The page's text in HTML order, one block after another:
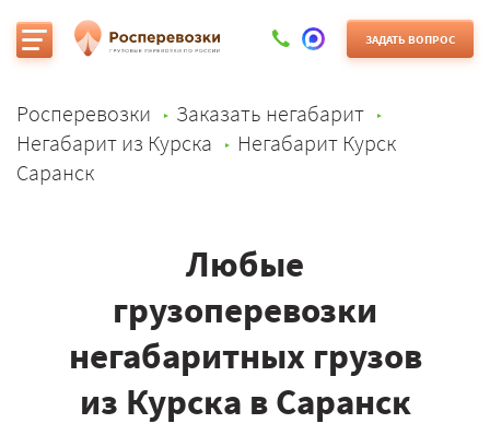
ЗАДАТЬ ВОПРОС
Росперевозки
Заказать негабарит
Негабарит из Курска
Негабарит Курск
Саранск
Любые
грузоперевозки
негабаритных грузов
из Курска в Саранск